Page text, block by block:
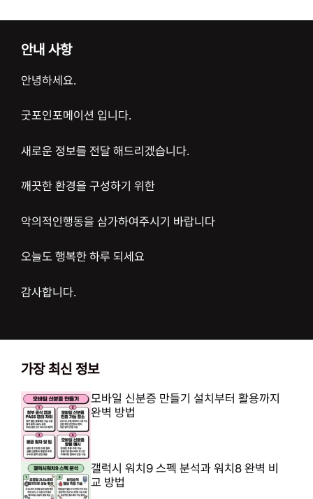
안내 사항
안녕하세요.
굿포인포메이션 입니다.
새로운 정보를 전달 해드리겠습니다.
깨끗한 환경을 구성하기 위한
악의적인행동을 삼가하여주시기 바랍니다
오늘도 행복한 하루 되세요
감사합니다.
가장 최신 정보
모바일 신분증 만들기 설치부터 활용까지
완벽 방법
갤럭시 워치9 스펙 분석과 워치8 완벽 비
교 방법